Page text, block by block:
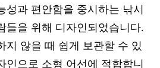
성과 편안함을 중시하는 낚시
들을 위해 디자인되었습니다.
지 않을 때 쉽게 보관할 수 있
인으로 소형 어선에 적합합니